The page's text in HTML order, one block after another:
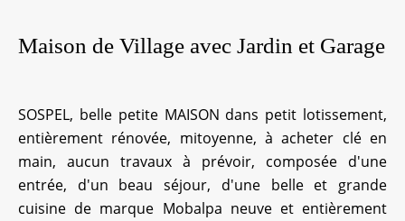
Maison de Village avec Jardin et Garage
SOSPEL, belle petite MAISON dans petit lotissement,
entièrement rénovée, mitoyenne, à acheter clé en
main, aucun travaux à prévoir, composée d'une
entrée, d'un beau séjour, d'une belle et grande
cuisine de marque Mobalpa neuve et entièrement